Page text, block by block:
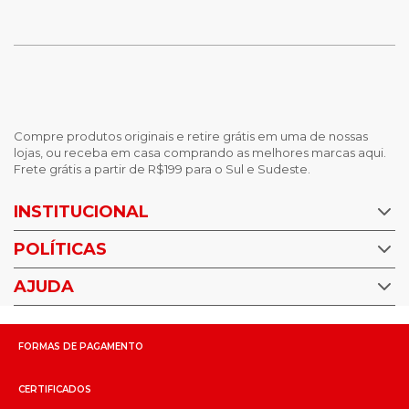
Compre produtos originais e retire grátis em uma de nossas
lojas, ou receba em casa comprando as melhores marcas aqui.
Frete grátis a partir de R$199 para o Sul e Sudeste.
INSTITUCIONAL
Nossas Lojas
Trabalhe Conosco
POLÍTICAS
Política de Privacidade
AJUDA
Perguntas Frequentes
Fale Conosco
FORMAS DE PAGAMENTO
CERTIFICADOS